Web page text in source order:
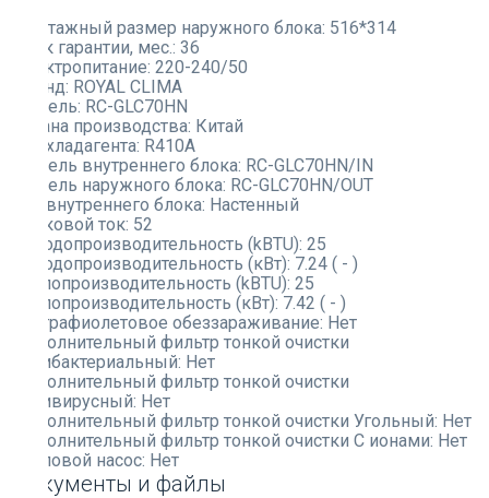
Монтажный размер наружного блока: 516*314
Срок гарантии, мес.: 36
Электропитание: 220-240/50
Бренд: ROYAL CLIMA
Модель: RC-GLC70HN
Страна производства: Китай
Тип хладагента: R410A
Модель внутреннего блока: RC-GLC70HN/IN
Модель наружного блока: RC-GLC70HN/OUT
Тип внутреннего блока: Настенный
Пусковой ток: 52
Холодопроизводительность (kBTU): 25
Холодопроизводительность (кВт): 7.24 ( - )
Теплопроизводительность (kBTU): 25
Теплопроизводительность (кВт): 7.42 ( - )
Ультрафиолетовое обеззараживание: Нет
Дополнительный фильтр тонкой очистки
Антибактериальный: Нет
Дополнительный фильтр тонкой очистки
Антивирусный: Нет
Дополнительный фильтр тонкой очистки Угольный: Нет
Дополнительный фильтр тонкой очистки С ионами: Нет
Тепловой насос: Нет
Документы и файлы